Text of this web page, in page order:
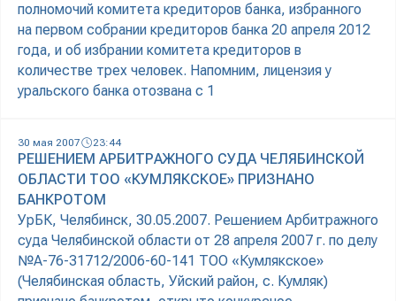
полномочий комитета кредиторов банка, избранного
на первом собрании кредиторов банка 20 апреля 2012
года, и об избрании комитета кредиторов в
количестве трех человек. Напомним, лицензия у
уральского банка отозвана с 1
30 мая 2007 23:44
РЕШЕНИЕМ АРБИТРАЖНОГО СУДА ЧЕЛЯБИНСКОЙ
ОБЛАСТИ ТОО «КУМЛЯКСКОЕ» ПРИЗНАНО
БАНКРОТОМ
УрБК, Челябинск, 30.05.2007. Решением Арбитражного
суда Челябинской области от 28 апреля 2007 г. по делу
№А-76-31712/2006-60-141 ТОО «Кумлякское»
(Челябинская область, Уйский район, с. Кумляк)